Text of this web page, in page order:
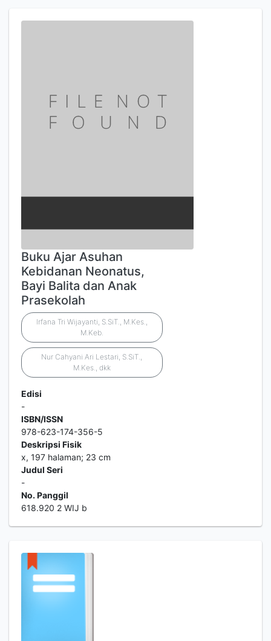
Buku Ajar Asuhan
Kebidanan Neonatus,
Bayi Balita dan Anak
Prasekolah
Irfana Tri Wijayanti, S.SiT., M.Kes.,
M.Keb.
Nur Cahyani Ari Lestari, S.SiT.,
M.Kes., dkk
Edisi
-
ISBN/ISSN
978-623-174-356-5
Deskripsi Fisik
x, 197 halaman; 23 cm
Judul Seri
-
No. Panggil
618.920 2 WIJ b